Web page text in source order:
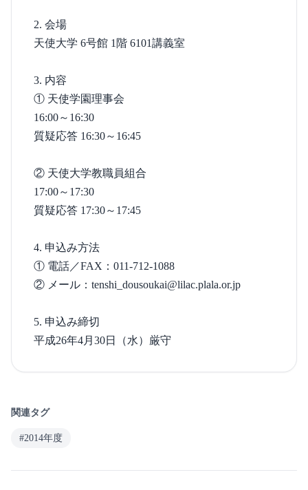
2. 会場
天使大学 6号館 1階 6101講義室
3. 内容
① 天使学園理事会
16:00～16:30
質疑応答 16:30～16:45
② 天使大学教職員組合
17:00～17:30
質疑応答 17:30～17:45
4. 申込み方法
① 電話／FAX：011-712-1088
② メール：tenshi_dousoukai@lilac.plala.or.jp
5. 申込み締切
平成26年4月30日（水）厳守
関連タグ
#2014年度